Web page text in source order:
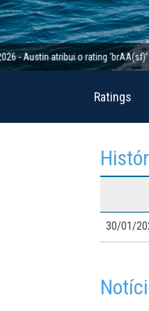
atribui o rating ‘brAA(sf)’ à 2ª
Ratings
30/01/